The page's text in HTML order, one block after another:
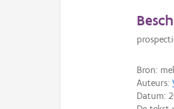
Bron:
Auteurs:
Datum: